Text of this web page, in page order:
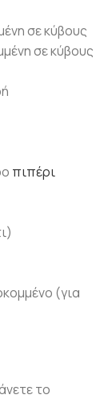
σε κύβους
σε κύβους
πιπέρι
(για
το